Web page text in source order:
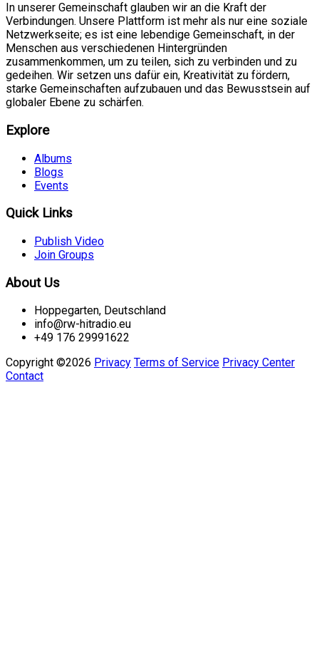
In unserer Gemeinschaft glauben wir an die Kraft der
Verbindungen. Unsere Plattform ist mehr als nur eine soziale
Netzwerkseite; es ist eine lebendige Gemeinschaft, in der
Menschen aus verschiedenen Hintergründen
zusammenkommen, um zu teilen, sich zu verbinden und zu
gedeihen. Wir setzen uns dafür ein, Kreativität zu fördern,
starke Gemeinschaften aufzubauen und das Bewusstsein auf
globaler Ebene zu schärfen.
Explore
Albums
Blogs
Events
Quick Links
Publish Video
Join Groups
About Us
Hoppegarten, Deutschland
info@rw-hitradio.eu
+49 176 29991622
Copyright ©2026 Privacy Terms of Service Privacy Center
Contact